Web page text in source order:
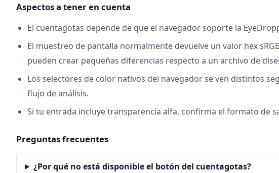
Aspectos a tener en cuenta
El cuentagotas depende de que el navegador soporte la
El muestreo de pantalla normalmente devuelve un valor hex
pueden crear pequeñas diferencias respecto a un archivo de
Los selectores de color nativos del navegador se ven distintos
flujo de análisis.
Si tu entrada incluye transparencia alfa, confirma el formato de
Preguntas frecuentes
¿Por qué no está disponible el botón del cuentagotas?